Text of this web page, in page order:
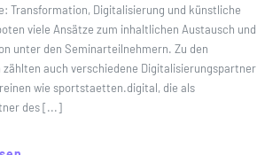
Transformation, Digitalisierung und künstliche
viele Ansätze zum inhaltlichen Austausch und
unter den Seminarteilnehmern. Zu den
zählten auch verschiedene Digitalisierungspartner
wie sportstaetten.digital, die als
des [...]